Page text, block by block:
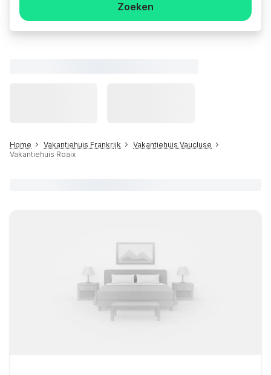
Zoeken
Home Vakantiehuis Frankrijk
Vakantiehuis Vaucluse
Vakantiehuis Roaix